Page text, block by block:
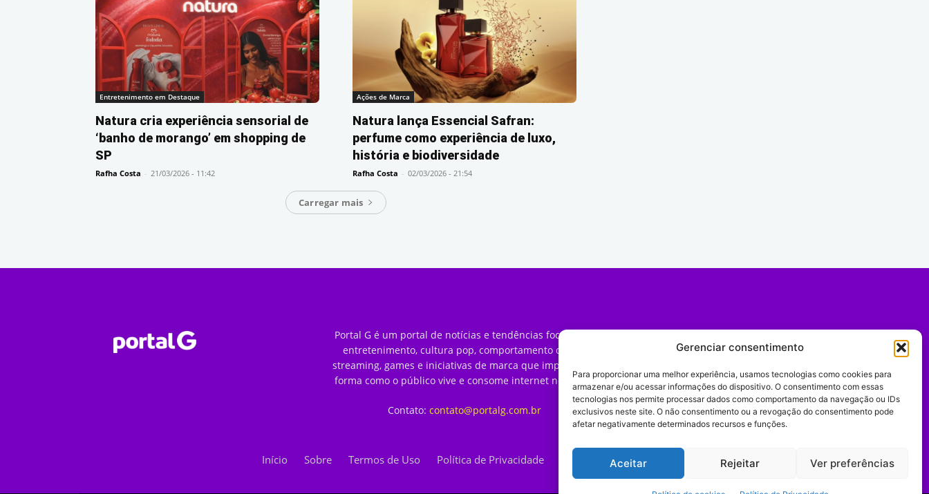
Gerenciar consentimento
Para proporcionar uma melhor experiência, usamos tecnologias como cookies para
armazenar e/ou acessar informações do dispositivo. O consentimento com essas
tecnologias nos permite processar dados como comportamento da navegação ou IDs
exclusivos neste site. O não consentimento ou a revogação do consentimento pode
afetar negativamente determinados recursos e funções.
Aceitar Rejeitar Ver preferências
Entretenimento em Destaque
Natura cria experiência sensorial de
‘banho de morango’ em shopping de
SP
Rafha Costa - 21/03/2026 - 11:42
Ações de Marca
Natura lança Essencial Safran:
perfume como experiência de luxo,
história e biodiversidade
Rafha Costa - 02/03/2026 - 21:54
Carregar mais
Portal G é um portal de notícias e tendências focado em
entretenimento, cultura pop, comportamento digital,
streaming, games e iniciativas de marca que impactam a
forma como o público vive e consome internet no Brasil.
Contato: contato@portalg.com.br
Início Sobre Termos de Uso Política de Privacidade Expediente